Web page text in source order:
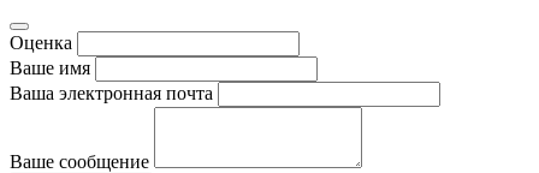
Оценка
Ваше имя
Ваша электронная почта
Ваше сообщение